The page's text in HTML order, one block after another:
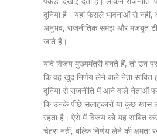
दुनिया है। यहां फैसले भावनाओं से नहीं,
अनुभव, राजनीतिक समझ और मजबूत
जाते हैं।
यदि विजय मुख्यमंत्री बनते हैं, तो उन
कि वह खुद निर्णय लेने वाले नेता साबित
दुनिया से राजनीति में आने वाले नेताओं
कि उनके पीछे सलाहकारों या कुछ खास
रहता है। ऐसे में विजय को यह साबित
चेहरा नहीं, बल्कि निर्णय लेने की